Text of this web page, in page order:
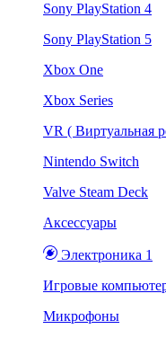
Sony PlayStation 4
Sony PlayStation 5
Xbox One
Xbox Series
VR ( Виртуальная
Nintendo Switch
Valve Steam Deck
Аксессуары
Электроника 1
Игровые
Микрофоны